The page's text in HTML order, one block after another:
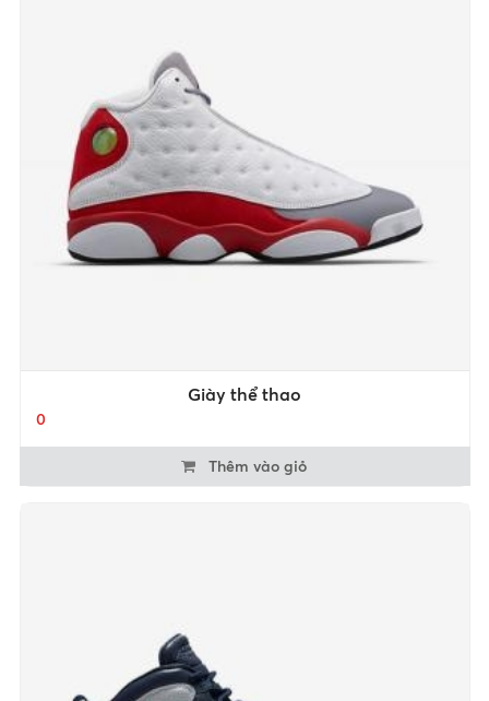
Giày thể thao
0
Thêm vào giỏ